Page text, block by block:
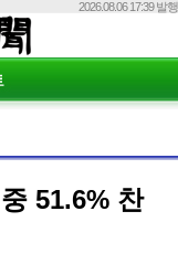
2026.08.06 17:39 발행
51.6% 찬